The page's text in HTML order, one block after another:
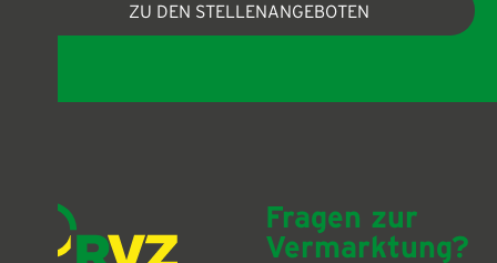
ZU DEN STELLENANGEBOTEN
Fragen zur
Vermarktung?